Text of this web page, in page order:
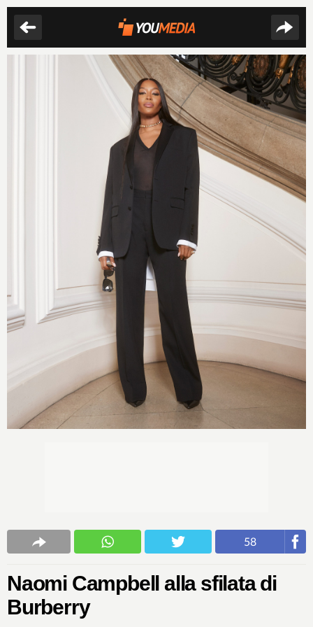
58
Naomi Campbell alla sfilata di
Burberry